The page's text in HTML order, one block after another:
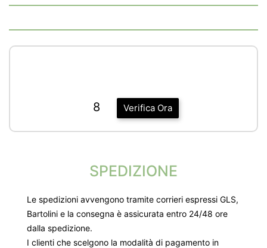
Verifica Ora
8
SPEDIZIONE
Le spedizioni avvengono tramite corrieri espressi GLS,
Bartolini e la consegna è assicurata entro 24/48 ore
dalla spedizione.
I clienti che scelgono la modalità di pagamento in